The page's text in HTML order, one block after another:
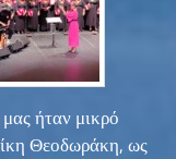
ήταν μικρό
Θεοδωράκη, ως